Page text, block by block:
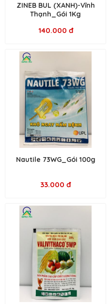
ZINEB BUL (XANH)-Vĩnh
Thạnh_Gói 1Kg
140.000 đ
Nautile 73WG_Gói 100g
33.000 đ